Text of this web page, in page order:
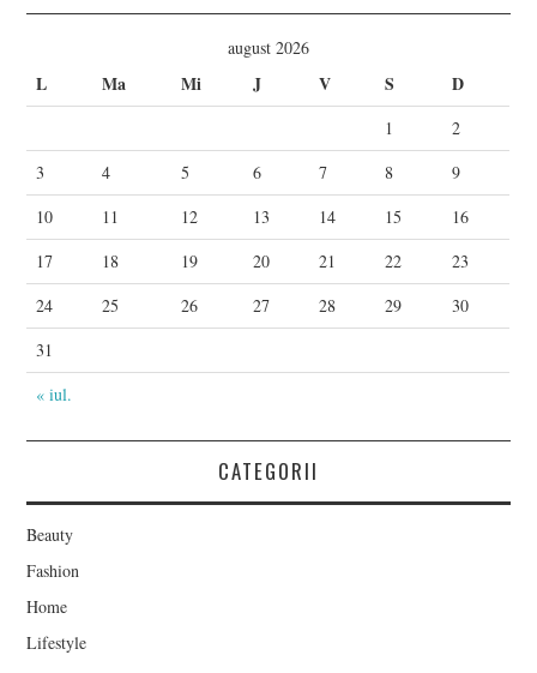
august 2026
L Ma Mi J V S D
« iul.
1
2
3
4 5 6 7 8
9
10
11 12 13 14 15
16
17
18 19 20 21 22
23
24
25 26 27 28 29
30
31
CATEGORII
Beauty
Fashion
Home
Lifestyle